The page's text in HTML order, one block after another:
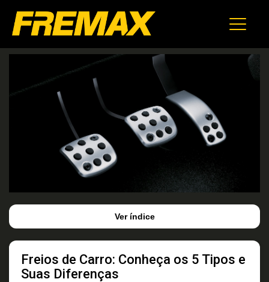
Ver índice
Freios de Carro: Conheça os 5 Tipos e
Suas Diferenças